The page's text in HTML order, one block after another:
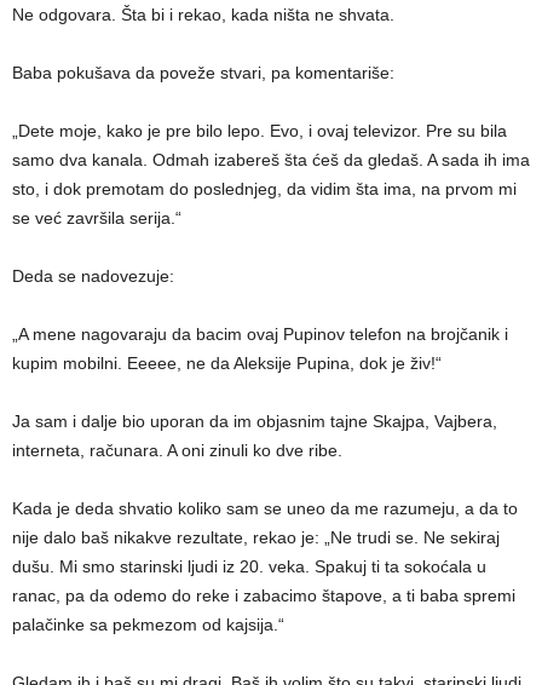
Ne odgovara. Šta bi i rekao, kada ništa ne shvata.
Baba pokušava da poveže stvari, pa komentariše:
„Dete moje, kako je pre bilo lepo. Evo, i ovaj televizor. Pre su bila
samo dva kanala. Odmah izabereš šta ćeš da gledaš. A sada ih ima
sto, i dok premotam do poslednjeg, da vidim šta ima, na prvom mi
se već završila serija.“
Deda se nadovezuje:
„A mene nagovaraju da bacim ovaj Pupinov telefon na brojčanik i
kupim mobilni. Eeeee, ne da Aleksije Pupina, dok je živ!“
Ja sam i dalјe bio uporan da im objasnim tajne Skajpa, Vajbera,
interneta, računara. A oni zinuli ko dve ribe.
Kada je deda shvatio koliko sam se uneo da me razumeju, a da to
nije dalo baš nikakve rezultate, rekao je: „Ne trudi se. Ne sekiraj
dušu. Mi smo starinski lјudi iz 20. veka. Spakuj ti ta sokoćala u
ranac, pa da odemo do reke i zabacimo štapove, a ti baba spremi
palačinke sa pekmezom od kajsija.“